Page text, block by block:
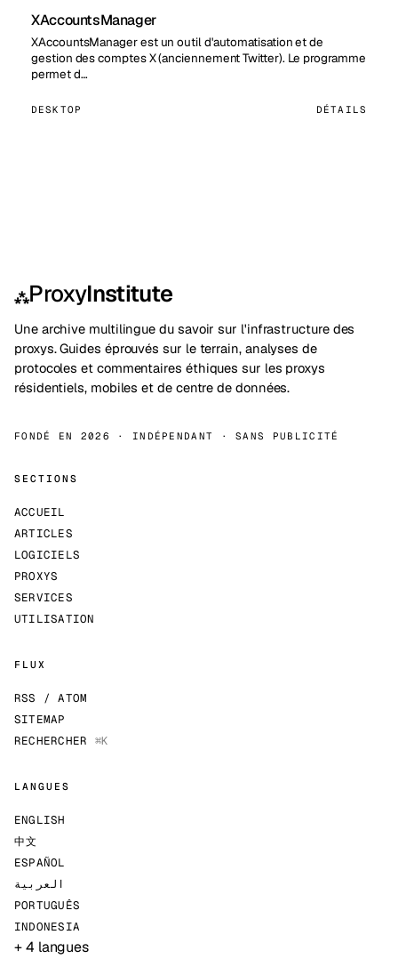
XAccountsManager
XAccountsManager est un outil d'automatisation et de
gestion des comptes X (anciennement Twitter). Le programme
permet d…
DESKTOP DÉTAILS
⁂ProxyInstitute
Une archive multilingue du savoir sur l'infrastructure des
proxys. Guides éprouvés sur le terrain, analyses de
protocoles et commentaires éthiques sur les proxys
résidentiels, mobiles et de centre de données.
FONDÉ EN 2026 · INDÉPENDANT · SANS PUBLICITÉ
SECTIONS
ACCUEIL
ARTICLES
LOGICIELS
PROXYS
SERVICES
UTILISATION
FLUX
RSS / ATOM
SITEMAP
RECHERCHER ⌘K
LANGUES
ENGLISH
中文
ESPAÑOL
العربية
PORTUGUÊS
INDONESIA
+ 4 langues